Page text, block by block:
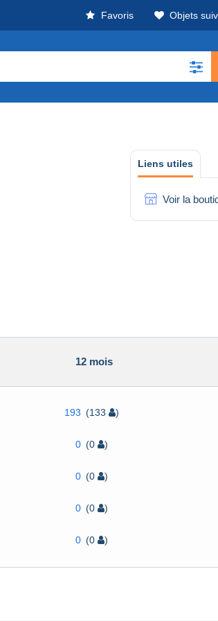
Favoris Objets
Liens utiles
Voir la
12 mois
193 (133 )
0 (0 )
0 (0 )
0 (0 )
0 (0 )